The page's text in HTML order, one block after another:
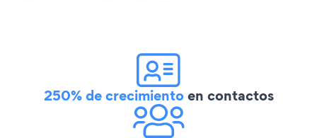
250% de crecimientoen contactos